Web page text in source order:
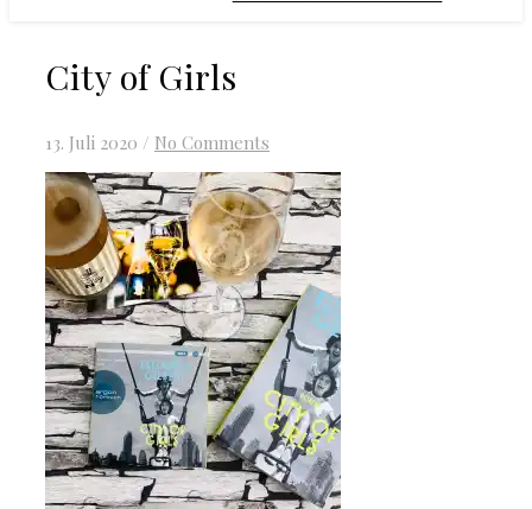
City of Girls
13. Juli 2020 / No Comments